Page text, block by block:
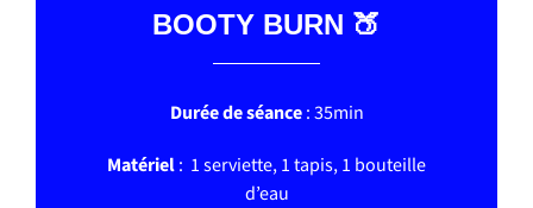
BOOTY BURN 🍑
Durée de séance: 35min
Matériel: 1 serviette, 1 tapis, 1 bouteille
d’eau